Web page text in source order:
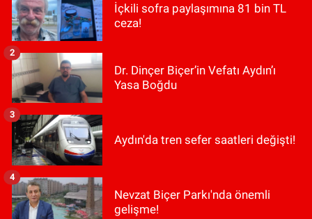
İçkili sofra paylaşımına 81 bin TL
ceza!
Dr. Dinçer Biçer’in Vefatı Aydın’ı
Yasa Boğdu
2
Aydın'da tren sefer saatleri değişti!
3
Nevzat Biçer Parkı'nda önemli
gelişme!
4